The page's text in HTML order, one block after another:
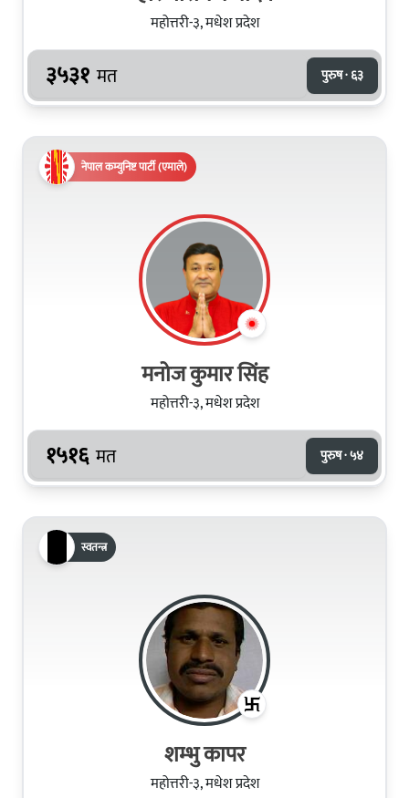
महोत्तरी-३, मधेश प्रदेश
३५३१ मत पुरुष · ६३
नेपाल कम्युनिष्ट पार्टी (एमाले)
मनोज कुमार सिंह
महोत्तरी-३, मधेश प्रदेश
१५१६ मत पुरुष · ५४
स्वतन्त्र
शम्भु कापर
महोत्तरी-३, मधेश प्रदेश